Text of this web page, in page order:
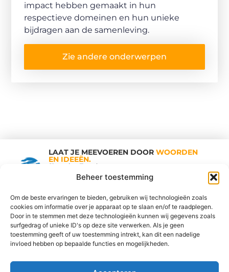
Beheer toestemming
Om de beste ervaringen te bieden, gebruiken wij technologieën zoals
cookies om informatie over je apparaat op te slaan en/of te raadplegen.
Door in te stemmen met deze technologieën kunnen wij gegevens zoals
surfgedrag of unieke ID's op deze site verwerken. Als je geen
toestemming geeft of uw toestemming intrekt, kan dit een nadelige
invloed hebben op bepaalde functies en mogelijkheden.
impact hebben gemaakt in hun
respectieve domeinen en hun unieke
bijdragen aan de samenleving.
Zie andere onderwerpen
LAAT JE MEEVOEREN DOOR WOORDEN
EN IDEEËN.
Shopping Trends
Vind Ons Hier :
Cookiebeleid Adverteren Beroemdheden Contact